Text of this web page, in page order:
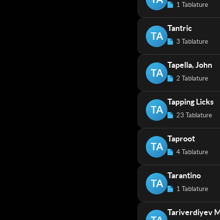
1 Tablature
TA
Tantric
3 Tablature
TA
Tapella, John
2 Tablature
TA
Tapping Licks
23 Tablature
TA
Taproot
4 Tablature
TA
Tarantino
1 Tablature
Tariverdiyev